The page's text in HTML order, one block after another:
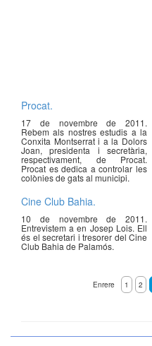
Procat.
17 de novembre de 2011.
Rebem als nostres estudis a la
Conxita Montserrat i a la Dolors
Joan, presidenta i secretària,
respectivament, de Procat.
Procat es dedica a controlar les
colònies de gats al municipi.
Cine Club Bahia.
10 de novembre de 2011.
Entrevistem a en Josep Lois. Ell
és el secretari i tresorer del Cine
Club Bahia de Palamós.
Enrere 1 2